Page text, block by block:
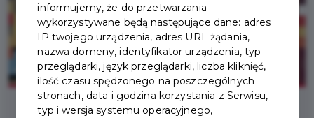
informujemy, że do przetwarzania
wykorzystywane będą następujące dane: adres
IP twojego urządzenia, adres URL żądania,
nazwa domeny, identyfikator urządzenia, typ
przeglądarki, język przeglądarki, liczba kliknięć,
ilość czasu spędzonego na poszczególnych
stronach, data i godzina korzystania z Serwisu,
typ i wersja systemu operacyjnego,